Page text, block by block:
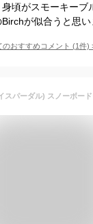
頃がスモーキーブ
が似合うと思い
のおすすめコメント (1件)